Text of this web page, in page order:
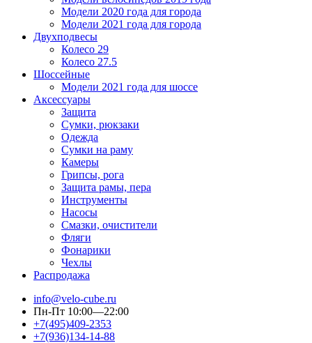
Модели 2020 года для города
Модели 2021 года для города
Двухподвесы
Колесо 29
Колесо 27.5
Шоссейные
Модели 2021 года для шоссе
Аксессуары
Защита
Сумки, рюкзаки
Одежда
Сумки на раму
Камеры
Грипсы, рога
Защита рамы, пера
Инструменты
Насосы
Смазки, очистители
Фляги
Фонарики
Чехлы
Распродажа
info@velo-cube.ru
Пн-Пт 10:00—22:00
+7(495)409-2353
+7(936)134-14-88